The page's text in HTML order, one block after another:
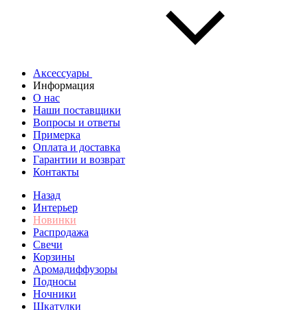
Аксессуары
Информация
О нас
Наши поставщики
Вопросы и ответы
Примерка
Оплата и доставка
Гарантии и возврат
Контакты
Назад
Интерьер
Новинки
Распродажа
Свечи
Корзины
Аромадиффузоры
Подносы
Ночники
Шкатулки